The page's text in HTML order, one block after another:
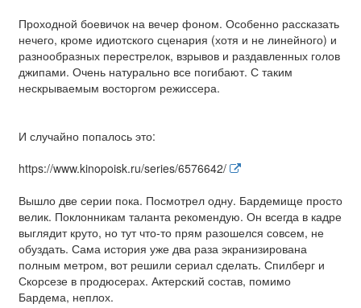
Проходной боевичок на вечер фоном. Особенно рассказать
нечего, кроме идиотского сценария (хотя и не линейного) и
разнообразных перестрелок, взрывов и раздавленных голов
джипами. Очень натурально все погибают. С таким
нескрываемым восторгом режиссера.
И случайно попалось это:
https://www.kinopoisk.ru/series/6576642/
Вышло две серии пока. Посмотрел одну. Бардемище просто
велик. Поклонникам таланта рекомендую. Он всегда в кадре
выглядит круто, но тут что-то прям разошелся совсем, не
обуздать. Сама история уже два раза экранизирована
полным метром, вот решили сериал сделать. Спилберг и
Скорсезе в продюсерах. Актерский состав, помимо
Бардема, неплох.